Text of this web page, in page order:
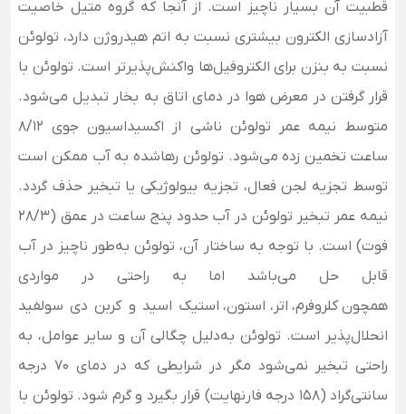
قطبیت آن بسیار ناچیز است. از آنجا که گروه متیل خاصیت
آزادسازی الکترون بیشتری نسبت به اتم هیدروژن دارد، تولوئن
نسبت به بنزن برای الکتروفیل‌ها واکنش‌پذیرتر است. تولوئن با
قرار گرفتن در معرض هوا در دمای اتاق به بخار تبدیل می‌شود.
متوسط نیمه عمر تولوئن ناشی از اکسیداسیون جوی 8/12
ساعت تخمین زده می‌شود. تولوئن رهاشده به آب ممکن است
توسط تجزیه لجن فعال، تجزیه بیولوژیکی یا تبخیر حذف گردد.
نیمه عمر تبخیر تولوئن در آب حدود پنج ساعت در عمق (28/3
فوت) است. با توجه به ساختار آن، تولوئن به‌طور ناچیز در آب
قابل حل می‌باشد اما به راحتی در مواردی
همچون کلروفرم، اتر، استون، استیک اسید و کربن دی سولفید
انحلال‌پذیر است. تولوئن به‌دلیل چگالی آن و سایر عوامل، به
راحتی تبخیر نمی‌شود مگر در شرایطی که در دمای ۷۰ درجه
سانتی‌گراد (۱۵۸ درجه فارنهایت) قرار بگیرد و گرم شود.
تولوئن با